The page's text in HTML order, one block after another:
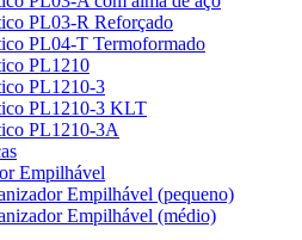
PL03-R Reforçado
PL04-T Termoformado
PL1210
PL1210-3
PL1210-3 KLT
PL1210-3A
Empilhável
Empilhável (pequeno)
Empilhável (médio)